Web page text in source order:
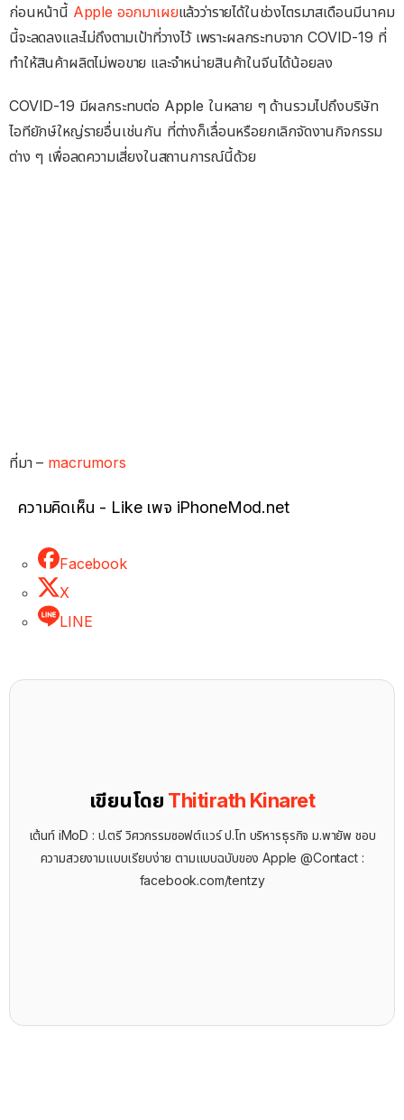
ก่อนหน้านี้ Apple ออกมาเผยแล้วว่ารายได้ในช่วงไตรมาสเดือนมีนาคม
นี้จะลดลงและไม่ถึงตามเป้าที่วางไว้ เพราะผลกระทบจาก COVID-19 ที่
ทำให้สินค้าผลิตไม่พอขาย และจำหน่ายสินค้าในจีนได้น้อยลง
COVID-19 มีผลกระทบต่อ Apple ในหลาย ๆ ด้านรวมไปถึงบริษัท
ไอทียักษ์ใหญ่รายอื่นเช่นกัน ที่ต่างก็เลื่อนหรือยกเลิกจัดงานกิจกรรม
ต่าง ๆ เพื่อลดความเสี่ยงในสถานการณ์นี้ด้วย
ที่มา – macrumors
ความคิดเห็น - Like เพจ iPhoneMod.net
Facebook
X
LINE
เขียนโดย Thitirath Kinaret
เต้นท์ iMoD : ป.ตรี วิศวกรรมซอฟต์แวร์ ป.โท บริหารธุรกิจ ม.พายัพ ชอบ
ความสวยงามแบบเรียบง่าย ตามแบบฉบับของ Apple @Contact :
facebook.com/tentzy